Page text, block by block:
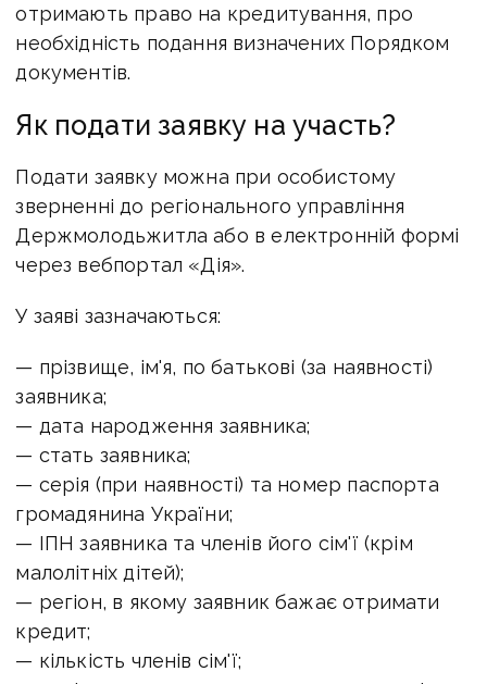
отримають право на кредитування, про
необхідність подання визначених Порядком
документів.
Як подати заявку на участь?
Подати заявку можна при особистому
зверненні до регіонального управління
Держмолодьжитла або в електронній формі
через вебпортал «Дія».
У заяві зазначаються:
— прізвище, ім'я, по батькові (за наявності)
заявника;
— дата народження заявника;
— стать заявника;
— серія (при наявності) та номер паспорта
громадянина України;
— ІПН заявника та членів його сім'ї (крім
малолітніх дітей);
— регіон, в якому заявник бажає отримати
кредит;
— кількість членів сім'ї;